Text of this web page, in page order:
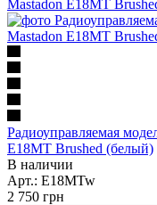
Радиоуправляемая
E18MT Brushed (белый)
В наличии
Арт.: E18MTw
2 750 грн